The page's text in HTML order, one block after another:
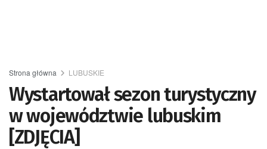
Strona główna LUBUSKIE
Wystartował sezon turystyczny
w województwie lubuskim
[ZDJĘCIA]